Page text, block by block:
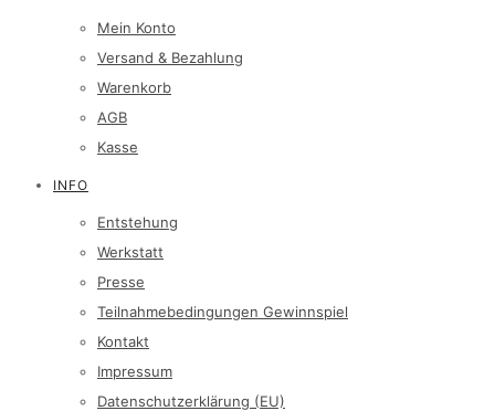
Mein Konto
Versand & Bezahlung
Warenkorb
AGB
Kasse
INFO
Entstehung
Werkstatt
Presse
Teilnahmebedingungen Gewinnspiel
Kontakt
Impressum
Datenschutzerklärung (EU)